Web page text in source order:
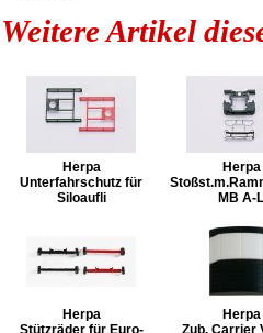
Weitere Artikel
Herpa
Unterfahrschutz für
Siloaufli
Herpa
MB A-L
Herpa
Stützräder für Euro-
Herpa
Zub. Carrier